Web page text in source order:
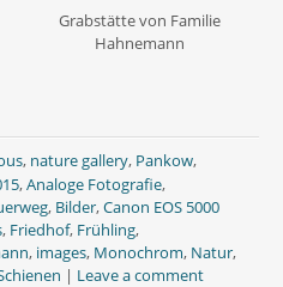
Grabstätte von Familie
Hahnemann
, nature gallery, Pankow,
,Analoge Fotografie,
, Bilder,Canon EOS 5000
, Friedhof, Frühling,
, images, Monochrom, Natur,
| Leave a comment